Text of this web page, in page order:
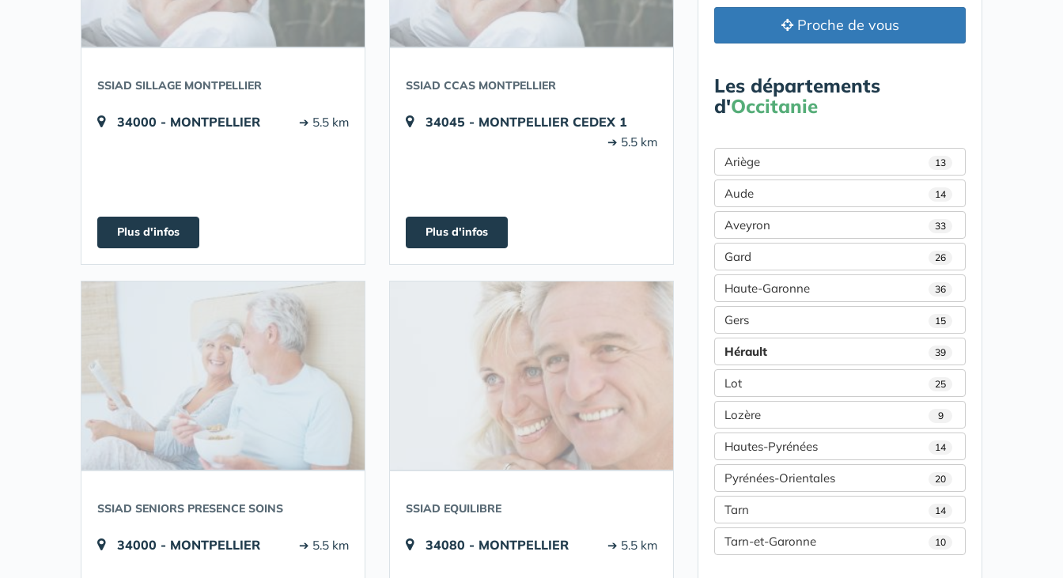
SSIAD SILLAGE MONTPELLIER
34000 - MONTPELLIER ➔ 5.5 km
Plus d'infos
SSIAD CCAS MONTPELLIER
34045 - MONTPELLIER CEDEX 1
➔ 5.5 km
Plus d'infos
SSIAD SENIORS PRESENCE SOINS
34000 - MONTPELLIER ➔ 5.5 km
SSIAD EQUILIBRE
34080 - MONTPELLIER ➔ 5.5 km
Proche de vous
Les départements
d'Occitanie
Ariège 13
Aude 14
Aveyron 33
Gard 26
Haute-Garonne 36
Gers 15
Hérault 39
Lot 25
Lozère 9
Hautes-Pyrénées 14
Pyrénées-Orientales 20
Tarn 14
Tarn-et-Garonne 10